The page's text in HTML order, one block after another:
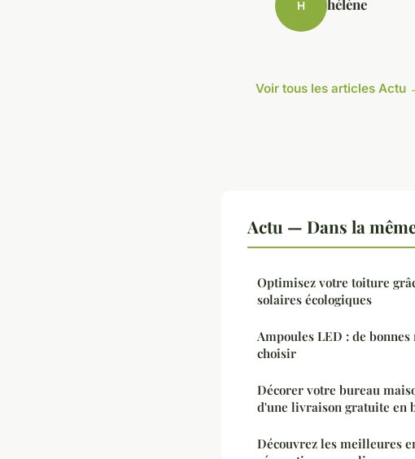
H hélène
Voir tous les articles Actu
Actu — Dans la
Optimisez votre toiture
solaires écologiques
Ampoules LED : de bonnes
choisir
Décorer votre bureau
d'une livraison gratuite en
Découvrez les meilleures